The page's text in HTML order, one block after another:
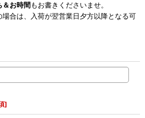
＆お時間もお書きくださいませ。
場合は、入荷が翌営業日夕方以降となる可
]